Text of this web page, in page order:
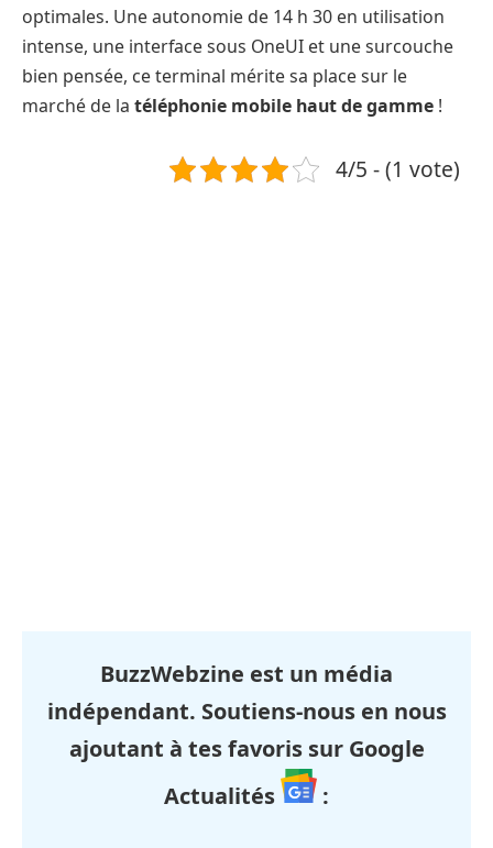
optimales. Une autonomie de 14 h 30 en utilisation
intense, une interface sous OneUI et une surcouche
bien pensée, ce terminal mérite sa place sur le
marché de la téléphonie mobile haut de gamme !
4/5 - (1 vote)
BuzzWebzine est un média
indépendant. Soutiens-nous en nous
ajoutant à tes favoris sur Google
Actualités
: